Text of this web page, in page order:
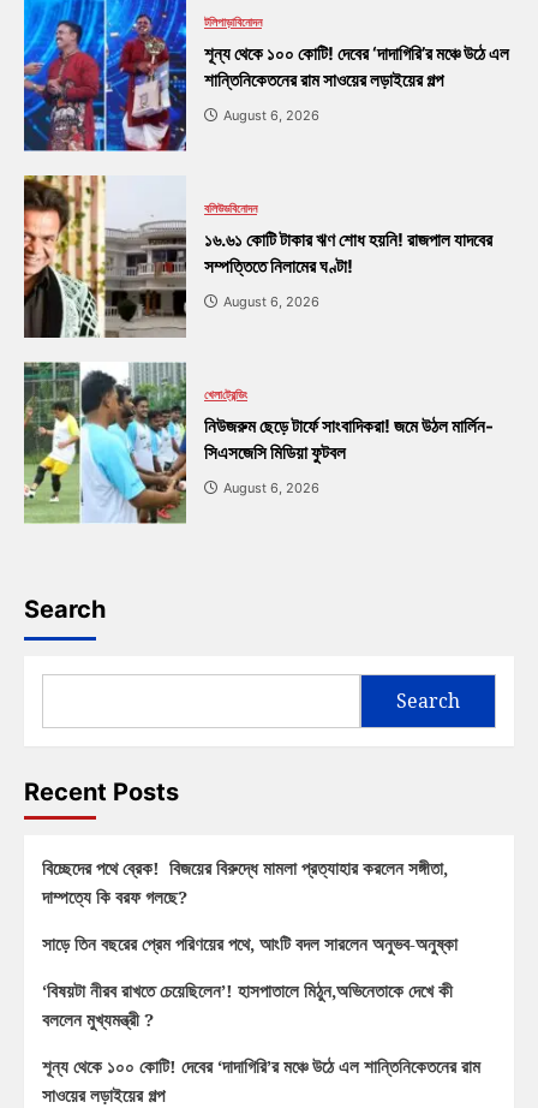
টলিপাড়াবিনোদন
শূন্য থেকে ১০০ কোটি! দেবের ‘দাদাগিরি’র মঞ্চে উঠে এল
শান্তিনিকেতনের রাম সাওয়ের লড়াইয়ের গল্প
August 6, 2026
বলিউডবিনোদন
১৬.৬১ কোটি টাকার ঋণ শোধ হয়নি! রাজপাল যাদবের
সম্পত্তিতে নিলামের ঘণ্টা!
August 6, 2026
খেলাট্রেন্ডিং
নিউজরুম ছেড়ে টার্ফে সাংবাদিকরা! জমে উঠল মার্লিন-
সিএসজেসি মিডিয়া ফুটবল
August 6, 2026
Search
Search
Recent Posts
বিচ্ছেদের পথে ব্রেক! বিজয়ের বিরুদ্ধে মামলা প্রত্যাহার করলেন সঙ্গীতা,
দাম্পত্যে কি বরফ গলছে?
সাড়ে তিন বছরের প্রেম পরিণয়ের পথে, আংটি বদল সারলেন অনুভব-অনুষ্কা
‘বিষয়টা নীরব রাখতে চেয়েছিলেন’! হাসপাতালে মিঠুন,অভিনেতাকে দেখে কী
বললেন মুখ্যমন্ত্রী ?
শূন্য থেকে ১০০ কোটি! দেবের ‘দাদাগিরি’র মঞ্চে উঠে এল শান্তিনিকেতনের রাম
সাওয়ের লড়াইয়ের গল্প